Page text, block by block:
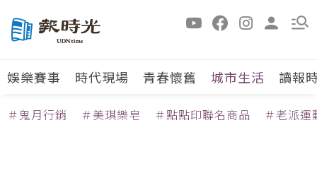
娛樂賽事 時代現場 青春懷舊 城市生活 讀報
＃鬼月行銷 ＃美琪樂皂 ＃點點印聯名商品 ＃老派運